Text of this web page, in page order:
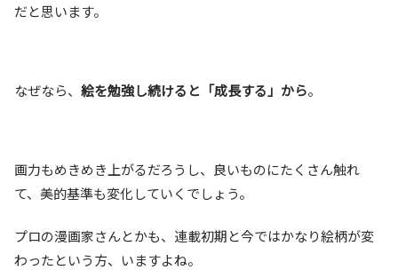
だと思います。
なぜなら、 絵を勉強し続けると「成長する」から。
画力もめきめき上がるだろうし、良いものにたくさん触れ
て、美的基準も変化していくでしょう。
プロの漫画家さんとかも、連載初期と今ではかなり絵柄が変
わったという方、いますよね。